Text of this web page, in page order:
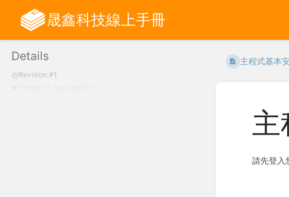
晟鑫科技線上手冊
Details
Revision #1
kevin
主程式基本
請先登入